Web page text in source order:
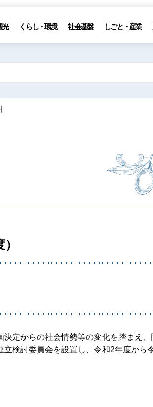
光 くらし・環境 社会基盤 しごと・産業
定からの社会情勢等の変化を踏まえ、
検討委員会を設置し、令和2年度から